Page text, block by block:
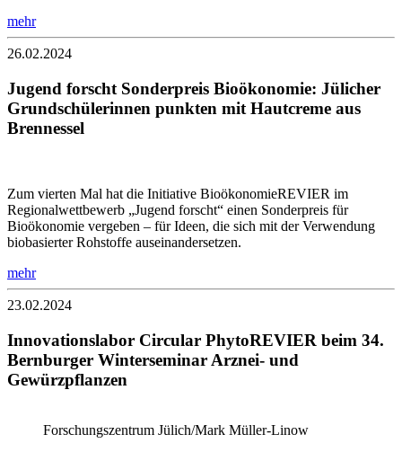
mehr
26.02.2024
Jugend forscht Sonderpreis Bioökonomie: Jülicher
Grundschülerinnen punkten mit Hautcreme aus
Brennessel
Zum vierten Mal hat die Initiative BioökonomieREVIER im
Regionalwettbewerb „Jugend forscht“ einen Sonderpreis für
Bioökonomie vergeben – für Ideen, die sich mit der Verwendung
biobasierter Rohstoffe auseinandersetzen.
mehr
23.02.2024
Innovationslabor Circular PhytoREVIER beim 34.
Bernburger Winterseminar Arznei- und
Gewürzpflanzen
Forschungszentrum Jülich/Mark Müller-Linow